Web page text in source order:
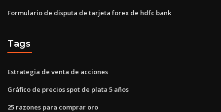
Formulario de disputa de tarjeta forex de hdfc bank
Tags
Estrategia de venta de acciones
Gráfico de precios spot de plata 5 años
25 razones para comprar oro